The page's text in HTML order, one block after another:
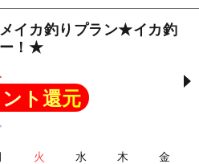
イカ釣りプラン★イカ釣
ー！★
ト還元
火 水 木 金